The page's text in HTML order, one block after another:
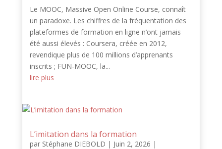
Le MOOC, Massive Open Online Course, connaît
un paradoxe. Les chiffres de la fréquentation des
plateformes de formation en ligne n’ont jamais
été aussi élevés : Coursera, créée en 2012,
revendique plus de 100 millions d’apprenants
inscrits ; FUN-MOOC, la...
lire plus
L’imitation dans la formation
par Stéphane DIEBOLD | Juin 2, 2026 |